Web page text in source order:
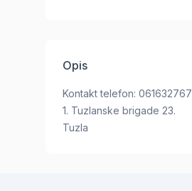
Opis
Kontakt telefon: 061632767
1. Tuzlanske brigade 23.
Tuzla